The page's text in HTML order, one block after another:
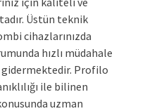
Üstün teknik
cihazlarınızda
hızlı müdahale
gidermektedir. Profilo
ile bilinen
uzman